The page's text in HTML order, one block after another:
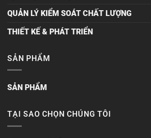
QUẢN LÝ KIỂM SOÁT CHẤT LƯỢNG
THIẾT KẾ & PHÁT TRIỂN
SẢN PHẨM
SẢN PHẨM
TẠI SAO CHỌN CHÚNG TÔI